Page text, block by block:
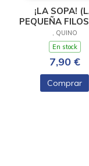
¡LA SOPA!
PEQUEÑA
DE MAFALDA)
, QUINO
En stock
7,90 €
Comprar